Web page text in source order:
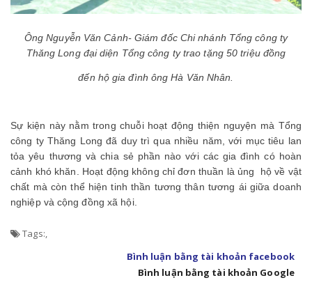
Ông Nguyễn Văn Cảnh- Giám đốc Chi nhánh Tổng công ty
Thăng Long đại diện Tổng công ty trao tặng 50 triệu đồng
đến hộ gia đình ông Hà Văn Nhân.
Sự kiện này nằm trong chuỗi hoạt động thiện nguyện mà Tổng
công ty Thăng Long đã duy trì qua nhiều năm, với mục tiêu lan
tỏa yêu thương và chia sẻ phần nào với các gia đình có hoàn
cảnh khó khăn. Hoạt động không chỉ đơn thuần là ủng hộ về vật
chất mà còn thể hiện tinh thần tương thân tương ái giữa doanh
nghiệp và cộng đồng xã hội.
Tags:,
Bình luận bằng tài khoản facebook
Bình luận bằng tài khoản Google